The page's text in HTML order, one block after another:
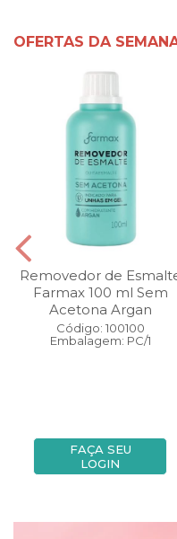
OFERTAS DA
Removedor de
Farmax 100 ml Sem
Acetona Argan
Código: 100100
Embalagem: PC/1
FAÇA SEU
LOGIN